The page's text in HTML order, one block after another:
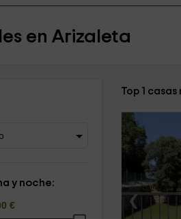
en Arizaleta
y noche:
Top 1
‹